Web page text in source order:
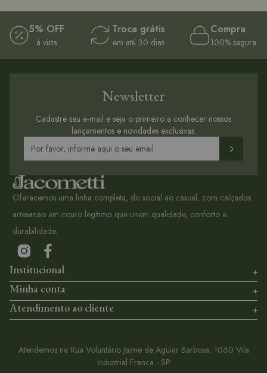
5% OFF
à vista
Troca grátis
em até 30 dias
Compra
100% segura
Newsletter
Cadastre seu e-mail e seja o primeiro a conhecer nossos
lançamentos e novidades exclusivas.
Oferecemos uma linha completa, do social ao casual, com calçados
artesanais em couro legítimo que unem qualidade, conforto e
durabilidade.
Institucional
Minha conta
Atendimento ao cliente
Atendemos na Rua Voluntário Jaime de Aguiar Barbosa, 1060 Vila
Industrial Franca - SP